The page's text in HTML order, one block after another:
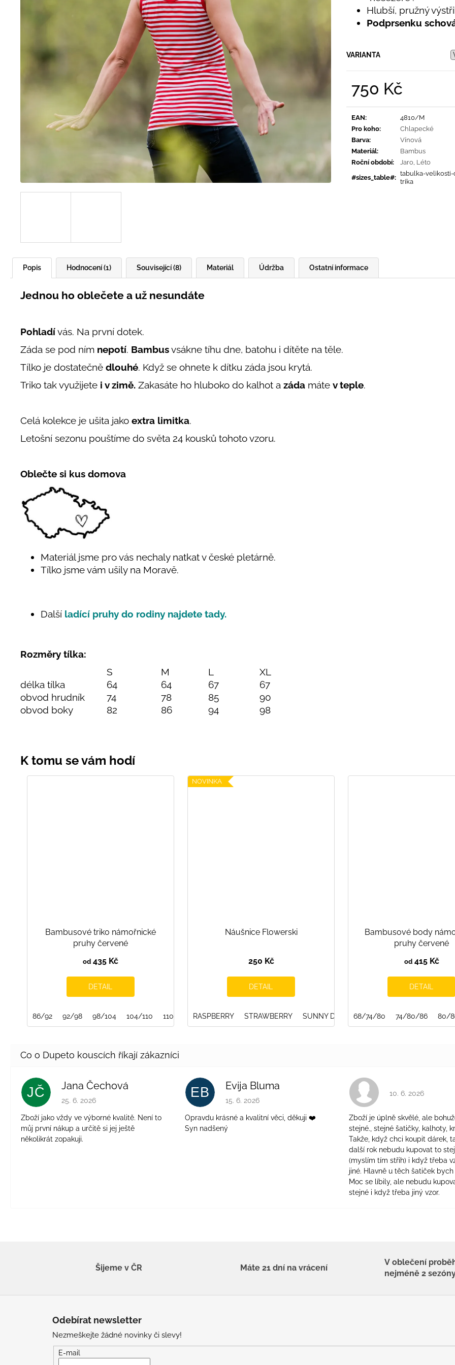
Hlubší, pružný
Podprsenku
VARIANTA
750 Kč
EAN:
4810/M
Pro koho:
Chlapecké
Barva:
Vínová
Materiál:
Bambus
Roční období: Jaro Léto
#sizes_table#:
tabulka-velikosti-
trika
Popis Hodnocení (1) Související (8) Ostatní informace
Materiál Údržba
Jednou ho oblečete a už nesundáte
Pohladívás. Na první dotek.
Záda se pod ním nepotí. Bambusvsákne tíhu dne, batohu i dítěte na těle.
Tílko je dostatečně dlouhé. Když se ohnete k dítku záda jsou krytá.
Triko tak využijete i v zimě. Zakasáte ho hluboko do kalhot a záda máte v teple.
Celá kolekce je ušita jako extra limitka.
Letošní sezonu pouštíme do světa 24 kousků tohoto vzoru.
Oblečte si kus domova
Materiál jsme pro vás nechaly natkat v české pletárně.
Tílko jsme vám ušily na Moravě.
Další ladící pruhy do rodiny najdete tady.
Rozměry tílka:
S
M L
XL
délka tílka
64 64 67
67
obvod hrudník
74 78 85
90
obvod boky
82 86 94 98
Bambusové triko námořnické
pruhy červené
od 435 Kč
DETAIL
86/92 92/98 98/104 104/110 110/116 116/122 122/128 128/134 134/140 140/146 152/158 158/164
NOVINKA
Náušnice Flowerski
250 Kč
DETAIL
RASPBERRY STRAWBERRY SUNNY DAY DEEP FOREST GRAPHITE
Bambusové body
pruhy červené
od415 Kč
DETAIL
68/74/80 74/80/86 80/
JČ Jana Čechová
Hodnocení obchodu je 5 z 5 hvězdiček.
25. 6. 2026
Zboží jako vždy ve výborné kvalitě. Není to
můj první nákup a určitě si jej ještě
několikrát zopakuji.
EB Evija Bluma
Hodnocení obchodu je 5 z 5 hvězdiček.
15. 6. 2026
Opravdu krásné a kvalitní věci, děkuji ❤️
Syn nadšený
Hodnocení
10. 6. 2026
Zboží je úplně skvělé, ale
stejné., stejné šatičky, kalhoty,
Takže, když chci koupit dárek,
další rok nebudu kupovat to
(myslím tím střih) i když třeba
jiné. Hlavně u těch šatiček
Moc se líbily, ale nebudu
stejné i když třeba jiný vzor.
395 Kč
435 Kč
Šijeme v ČR Máte 21 dní na vrácení
V oblečení
nejméně 2
Odebírat newsletter
Nezmeškejte žádné novinky či slevy!
E-mail